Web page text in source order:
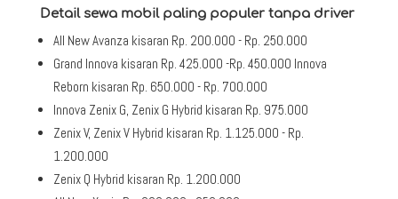
Detail sewa mobil paling populer tanpa driver
All New Avanza kisaran Rp. 200.000 - Rp. 250.000
Grand Innova kisaran Rp. 425.000 -Rp. 450.000 Innova
Reborn kisaran Rp. 650.000 - Rp. 700.000
Innova Zenix G, Zenix G Hybrid kisaran Rp. 975.000
Zenix V, Zenix V Hybrid kisaran Rp. 1.125.000 - Rp.
1.200.000
Zenix Q Hybrid kisaran Rp. 1.200.000